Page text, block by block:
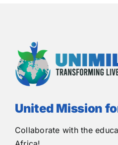
United Mission
Collaborate with the